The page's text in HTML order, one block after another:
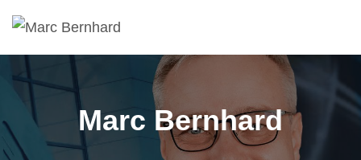
Marc Bernhard